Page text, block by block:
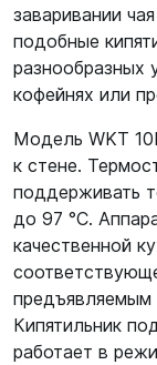
заваривании
подобные
разнообразных
кофейнях или
Модель WKT
к стене.
поддерживать
до 97 °С.
качественной
Кипятильник
работает в